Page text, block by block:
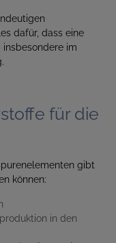
dafür, dass eine
im
für die
gibt
können:
in den